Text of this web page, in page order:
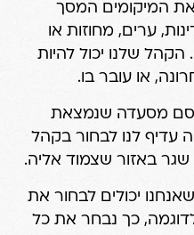
את המיקומים המסך
ערים, מחוזות או
שלנו יכול להיות
או עובר בו.
מסעדה שנמצאת
עדיף לנו לבחור בקהל
באזור שצמוד אליה.
יכולים לבחור את
לדוגמה, כך נבחר את כל